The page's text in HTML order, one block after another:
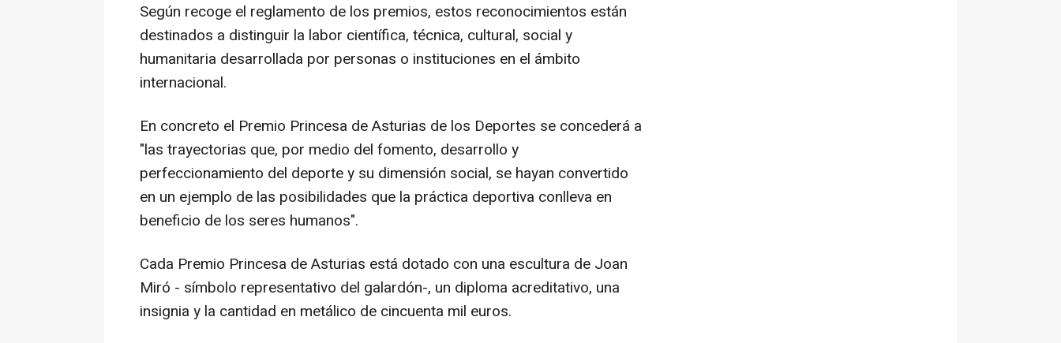
Según recoge el reglamento de los premios, estos reconocimientos están
destinados a distinguir la labor científica, técnica, cultural, social y
humanitaria desarrollada por personas o instituciones en el ámbito
internacional.
En concreto el Premio Princesa de Asturias de los Deportes se concederá a
"las trayectorias que, por medio del fomento, desarrollo y
perfeccionamiento del deporte y su dimensión social, se hayan convertido
en un ejemplo de las posibilidades que la práctica deportiva conlleva en
beneficio de los seres humanos".
Cada Premio Princesa de Asturias está dotado con una escultura de Joan
Miró - símbolo representativo del galardón-, un diploma acreditativo, una
insignia y la cantidad en metálico de cincuenta mil euros.